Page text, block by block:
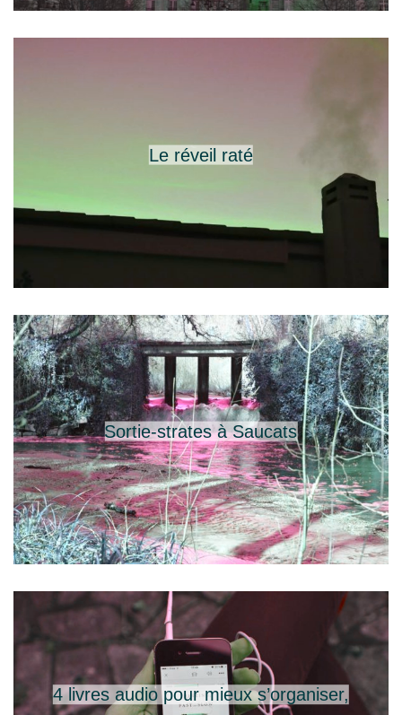
Le réveil raté
Sortie-strates à Saucats
4 livres audio pour mieux s’organiser,